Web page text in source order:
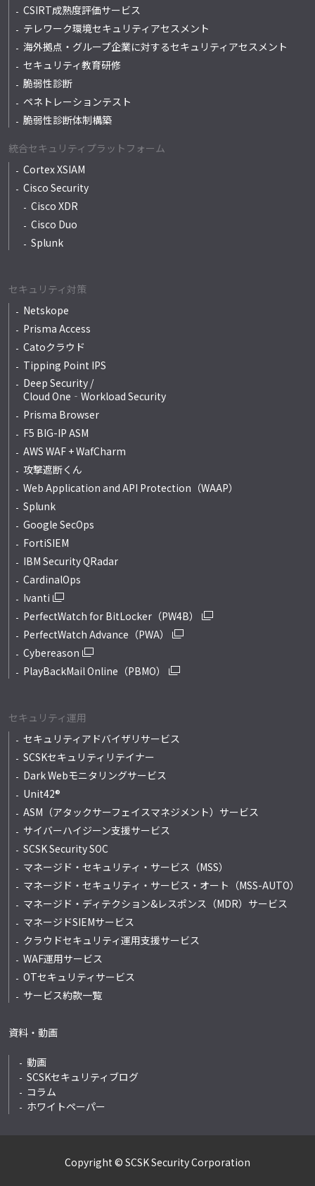
CSIRT成熟度評価サービス
テレワーク環境セキュリティアセスメント
海外拠点・グループ企業に対するセキュリティアセスメント
セキュリティ教育研修
脆弱性診断
ペネトレーションテスト
脆弱性診断体制構築
統合セキュリティプラットフォーム
Cortex XSIAM
Cisco Security
Cisco XDR
Cisco Duo
Splunk
セキュリティ対策
Netskope
Prisma Access
Catoクラウド
Tipping Point IPS
Deep Security /
Cloud One‐Workload Security
Prisma Browser
F5 BIG-IP ASM
AWS WAF + WafCharm
攻撃遮断くん
Web Application and API Protection（WAAP）
Splunk
Google SecOps
FortiSIEM
IBM Security QRadar
CardinalOps
Ivanti
PerfectWatch for BitLocker（PW4B）
PerfectWatch Advance（PWA）
Cybereason
PlayBackMail Online（PBMO）
セキュリティ運用
セキュリティアドバイザリサービス
SCSKセキュリティリテイナー
Dark Webモニタリングサービス
Unit42®
ASM（アタックサーフェイスマネジメント）サービス
サイバーハイジーン支援サービス
SCSK Security SOC
マネージド・セキュリティ・サービス（MSS）
マネージド・セキュリティ・サービス・オート （MSS-AUTO）
マネージド・ディテクション&レスポンス （MDR）サービス
マネージドSIEMサービス
クラウドセキュリティ運用支援サービス
WAF運用サービス
OTセキュリティサービス
サービス約款一覧
資料・動画
動画
SCSKセキュリティブログ
コラム
ホワイトペーパー
Copyright © SCSK Security Corporation